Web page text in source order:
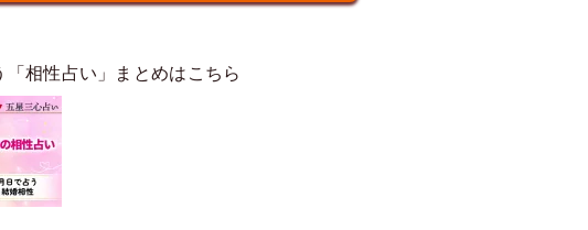
相性占い」まとめはこちら